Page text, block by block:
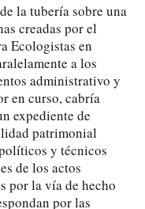
la tubería sobre una
creadas por el
Ecologistas en
a los
administrativo y
en curso, cabría
expediente de
patrimonial
y técnicos
de los actos
por la vía de hecho
por las